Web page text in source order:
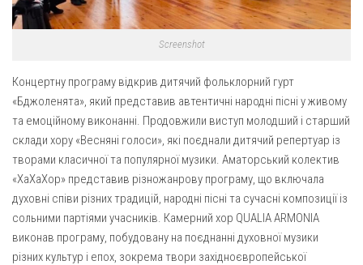
Screenshot
Концертну програму відкрив дитячий фольклорний гурт
«Бджоленята», який представив автентичні народні пісні у живому
та емоційному виконанні. Продовжили виступ молодший і старший
склади хору «Весняні голоси», які поєднали дитячий репертуар із
творами класичної та популярної музики. Аматорський колектив
«ХаХаХор» представив різножанрову програму, що включала
духовні співи різних традицій, народні пісні та сучасні композиції із
сольними партіями учасників. Камерний хор QUALIA ARMONIA
виконав програму, побудовану на поєднанні духовної музики
різних культур і епох, зокрема твори західноєвропейської